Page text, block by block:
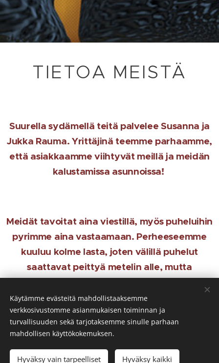
TIETOA MEISTÄ
Suurella sydämellä teitä palvelee Susanna ja
Jukka Rauma. Yrittäjinä teemme parhaamme,
että asiakkaamme viihtyvät meillä ja meidän
kalustamissa asunnoissa!
Meidät tavoitat aina viestillä, myös puheluihin
pyrimme aina vastaamaan. Perheeseemme
kuuluu kolme lasta, joten välillä puhelut
saattavat peittyä metelin alle, mutta
soitamme teille aina takaisin ❤️
Tavoitat meidät parhaiten puhelimitse tai s-
postilla.
S-posti:susanna@raumaco.fi
Käytämme evästeitä mahdollistaaksemme
verkkosivustomme asianmukaisen toiminnan ja
turvallisuuden sekä tarjotaksemme sinulle parhaan
mahdollisen käyttökokemuksen.
Hyväksy vain tarpeelliset Hyväksy kaikki